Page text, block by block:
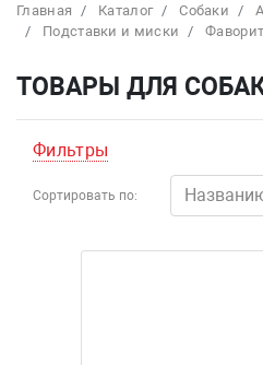
Главная Каталог Собаки
Подставки и миски
Фаворит
ТОВАРЫ ДЛЯ
Фильтры
Сортировать по: